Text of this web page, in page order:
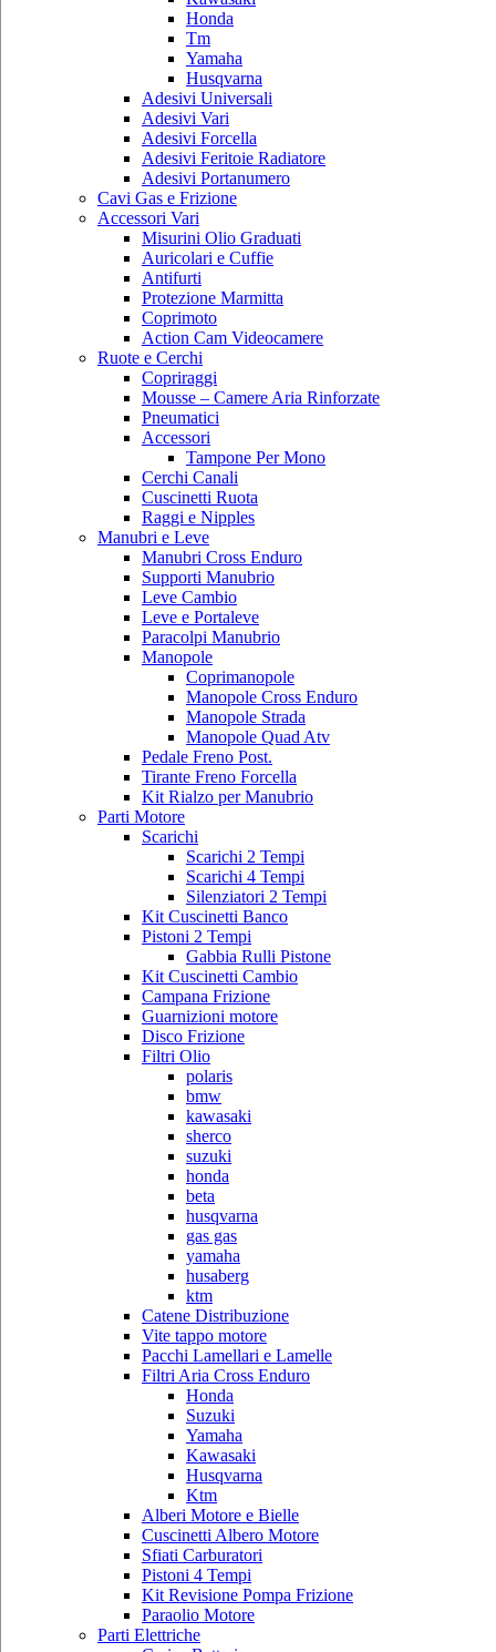
Honda
Tm
Yamaha
Husqvarna
Adesivi Universali
Adesivi Vari
Adesivi Forcella
Adesivi Feritoie Radiatore
Adesivi Portanumero
Cavi Gas e Frizione
Accessori Vari
Misurini Olio Graduati
Auricolari e Cuffie
Antifurti
Protezione Marmitta
Coprimoto
Action Cam Videocamere
Ruote e Cerchi
Copriraggi
Mousse – Camere Aria Rinforzate
Pneumatici
Accessori
Tampone Per Mono
Cerchi Canali
Cuscinetti Ruota
Raggi e Nipples
Manubri e Leve
Manubri Cross Enduro
Supporti Manubrio
Leve Cambio
Leve e Portaleve
Paracolpi Manubrio
Manopole
Coprimanopole
Manopole Cross Enduro
Manopole Strada
Manopole Quad Atv
Pedale Freno Post.
Tirante Freno Forcella
Kit Rialzo per Manubrio
Parti Motore
Scarichi
Scarichi 2 Tempi
Scarichi 4 Tempi
Silenziatori 2 Tempi
Kit Cuscinetti Banco
Pistoni 2 Tempi
Gabbia Rulli Pistone
Kit Cuscinetti Cambio
Campana Frizione
Guarnizioni motore
Disco Frizione
Filtri Olio
polaris
bmw
kawasaki
sherco
suzuki
honda
beta
husqvarna
gas gas
yamaha
husaberg
ktm
Catene Distribuzione
Vite tappo motore
Pacchi Lamellari e Lamelle
Filtri Aria Cross Enduro
Honda
Suzuki
Yamaha
Kawasaki
Husqvarna
Ktm
Alberi Motore e Bielle
Cuscinetti Albero Motore
Sfiati Carburatori
Pistoni 4 Tempi
Kit Revisione Pompa Frizione
Paraolio Motore
Parti Elettriche